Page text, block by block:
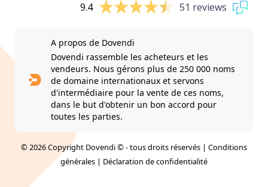
9.4 51 reviews
A propos de Dovendi
Dovendi rassemble les acheteurs et les
vendeurs. Nous gérons plus de 250 000 noms
de domaine internationaux et servons
d'intermédiaire pour la vente de ces noms,
dans le but d'obtenir un bon accord pour
toutes les parties.
© 2026 Copyright Dovendi © - tous droits réservés | Conditions
générales | Déclaration de confidentialité